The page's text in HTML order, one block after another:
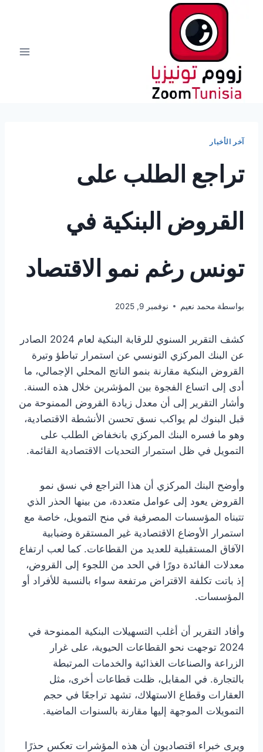
آخر الأخبار
تراجع الطلب على
القروض البنكية في
تونس رغم نمو الاقتصاد
بواسطة محمد نعيم نوفمبر 9, 2025
كشف التقرير السنوي للرقابة البنكية لعام 2024 الصادر
عن البنك المركزي التونسي عن استمرار تباطؤ وتيرة
القروض البنكية مقارنة بنمو الناتج المحلي الإجمالي، ما
أدى إلى اتساع الفجوة بين المؤشرين خلال هذه السنة.
وأشار التقرير إلى أن معدل زيادة القروض الممنوحة من
قبل البنوك لم يواكب نسق تحسن الأنشطة الاقتصادية،
وهو ما فسره البنك المركزي بانخفاض الطلب على
التمويل في ظل استمرار التحديات الاقتصادية القائمة.
وأوضح البنك المركزي أن هذا التراجع في نسق نمو
القروض يعود إلى عوامل متعددة، من بينها الحذر الذي
تتبناه المؤسسات المصرفية في منح التمويل، خاصة مع
استمرار الأوضاع الاقتصادية غير المستقرة وضبابية
الآفاق المستقبلية للعديد من القطاعات. كما لعب ارتفاع
معدلات الفائدة دورًا في الحد من اللجوء إلى القروض،
إذ باتت تكلفة الاقتراض مرتفعة سواء بالنسبة للأفراد أو
المؤسسات.
وأفاد التقرير أن أغلب التسهيلات البنكية الممنوحة في
2024 توجهت نحو القطاعات الحيوية، على غرار
الزراعة والصناعات الغذائية والخدمات المرتبطة
بالتجارة. في المقابل، ظلت قطاعات أخرى، مثل
العقارات وقطاع الاستهلاك، تشهد تراجعًا في حجم
التمويلات الموجهة إليها مقارنة بالسنوات الماضية.
ويرى خبراء اقتصاديون أن هذه المؤشرات تعكس حذرًا